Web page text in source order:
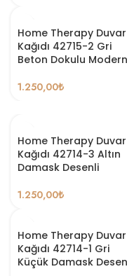
Home Therapy Duvar
Kağıdı 42715-2 Gri
Beton Dokulu Modern
1.250,00₺
Home Therapy Duvar
Kağıdı 42714-3 Altın
Damask Desenli
1.250,00₺
Home Therapy Duvar
Kağıdı 42714-1 Gri
Küçük Damask